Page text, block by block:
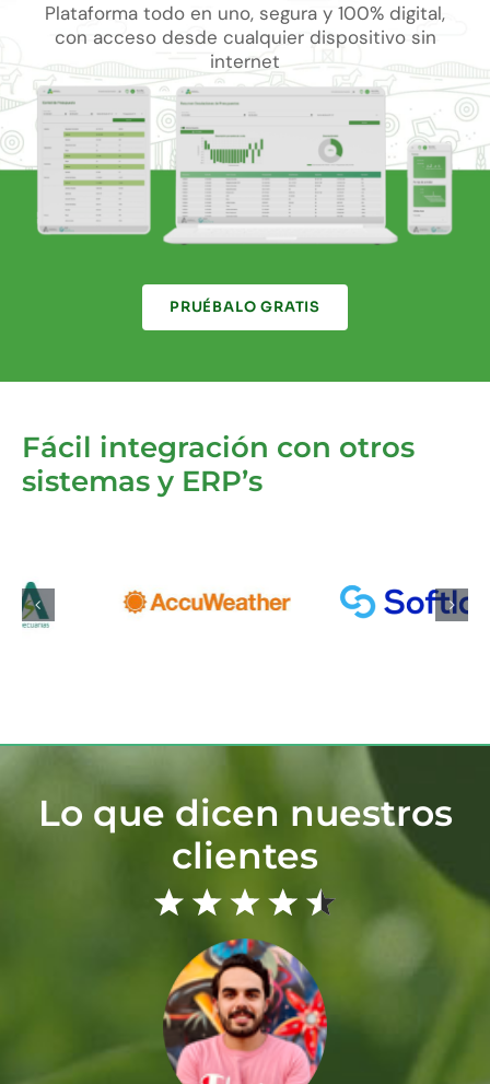
Plataforma todo en uno, segura y 100% digital,
con acceso desde cualquier dispositivo sin
internet
PRUÉBALO GRATIS
Fácil integración con otros
sistemas y ERP’s
Lo que dicen nuestros
clientes